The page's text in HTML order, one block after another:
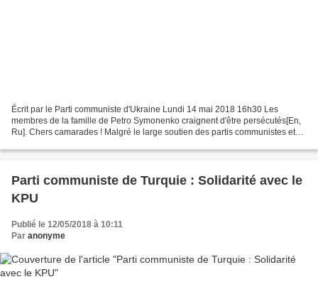
Écrit par le Parti communiste d'Ukraine Lundi 14 mai 2018 16h30 Les
membres de la famille de Petro Symonenko craignent d'être persécutés[En,
Ru]. Chers camarades ! Malgré le large soutien des partis communistes et
Parti communiste de Turquie : Solidarité avec le
KPU
Publié le 12/05/2018 à 10:11
Par anonyme